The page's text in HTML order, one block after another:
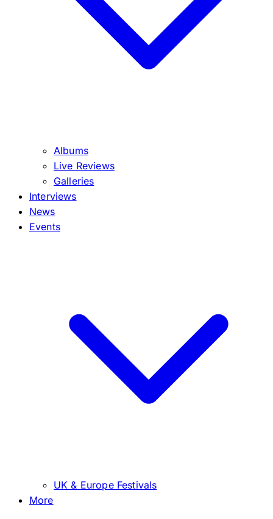
Albums
Live Reviews
Galleries
Interviews
News
Events
UK & Europe Festivals
More